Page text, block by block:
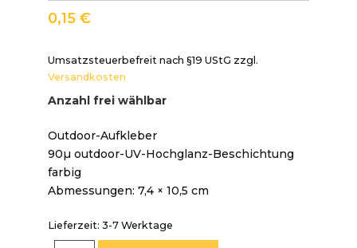
0,15 €
Umsatzsteuerbefreit nach §19 UStG zzgl.
Versandkosten
Anzahl frei wählbar
Outdoor-Aufkleber
90µ outdoor-UV-Hochglanz-Beschichtung
farbig
Abmessungen: 7,4 × 10,5 cm
Lieferzeit: 3-7 Werktage